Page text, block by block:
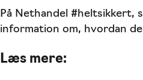
På Nethandel #heltsikkert,
information om, hvordan
Læs mere: